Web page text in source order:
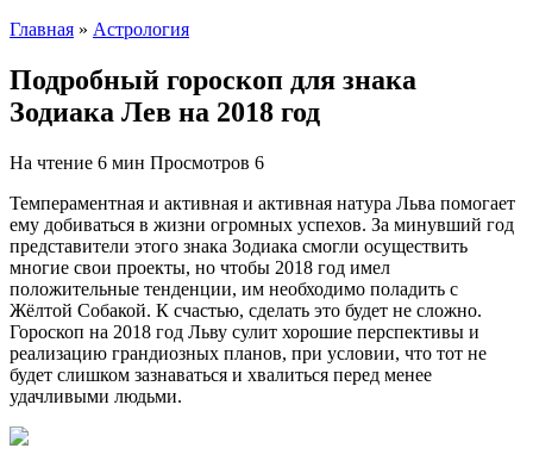
Главная » Астрология
Подробный гороскоп для знака
Зодиака Лев на 2018 год
На чтение 6 мин Просмотров 6
Темпераментная и активная и активная натура Льва помогает
ему добиваться в жизни огромных успехов. За минувший год
представители этого знака Зодиака смогли осуществить
многие свои проекты, но чтобы 2018 год имел
положительные тенденции, им необходимо поладить с
Жёлтой Собакой. К счастью, сделать это будет не сложно.
Гороскоп на 2018 год Льву сулит хорошие перспективы и
реализацию грандиозных планов, при условии, что тот не
будет слишком зазнаваться и хвалиться перед менее
удачливыми людьми.